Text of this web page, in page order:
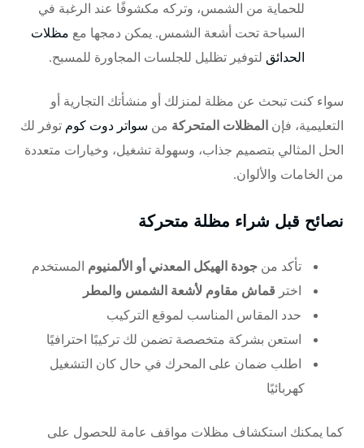
للحماية من الشمس، وتركه مكشوفًا عند الرغبة في
السباحة تحت أشعة الشمس. يمكن دمجها مع مظلات
الحدائق لتوفير تظليل للجلسات المجاورة للمسبح.
سواء كنت تبحث عن مظلة لمنزلك أو منشأتك التجارية أو
التعليمية، فإن المظلات المتحركة من سواتر دوت كوم توفر لك
الحل المثالي بتصميم جذاب، وسهولة تشغيل، وخيارات متعددة
من الخامات والألوان.
نصائح قبل شراء مظلة متحركة
تأكد من جودة الهيكل المعدني أو الألمنيوم المستخدم
اختر قماش مقاوم لأشعة الشمس والمطر
حدد المقاس المناسب لموقع التركيب
استعن بشركة متخصصة تضمن لك تركيبًا احترافيًا
اطلب ضمان على المحرك في حال كان التشغيل
كهربائيًا
كما يمكنك استكشاف مظلات مواقف عامة للحصول على